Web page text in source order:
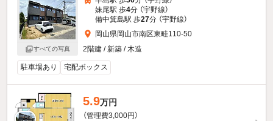
すべての写真
妹尾駅 歩4分 （宇野線）
備中箕島駅 歩27分 （宇野線）
岡山県岡山市南区東畦110-50
2階建 / 新築 / 木造
駐車場あり 宅配ボックス
5.9万円
（管理費3,000円）